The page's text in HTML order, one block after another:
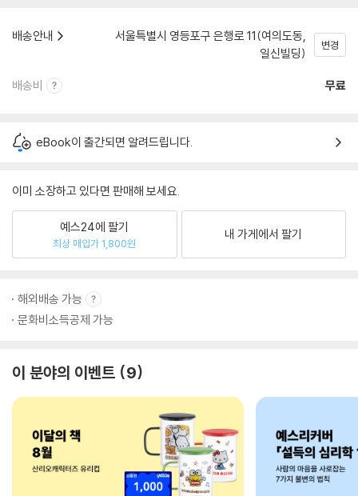
배송안내
서울특별시 영등포구 은행로 11(여의도동,
일신빌딩)
변경
배송비 무료
eBook이 출간되면 알려드립니다.
이미 소장하고 있다면 판매해 보세요.
예스24에 팔기
최상 매입가 1,800원
내 가게에서 팔기
해외배송 가능
문화비소득공제 가능
이 분야의 이벤트 9